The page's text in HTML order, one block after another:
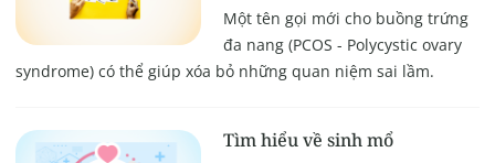
Một tên gọi mới cho buồng trứng
đa nang (PCOS - Polycystic ovary
syndrome) có thể giúp xóa bỏ những quan niệm sai lầm.
Tìm hiểu về sinh mổ